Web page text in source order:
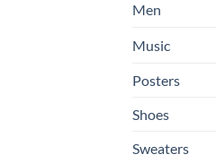
Men
Music
Posters
Shoes
Sweaters